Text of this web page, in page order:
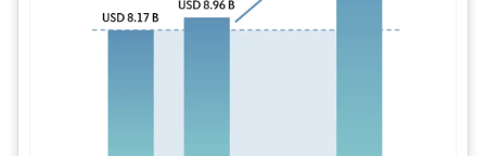
Bild © Mordor Intelligence.